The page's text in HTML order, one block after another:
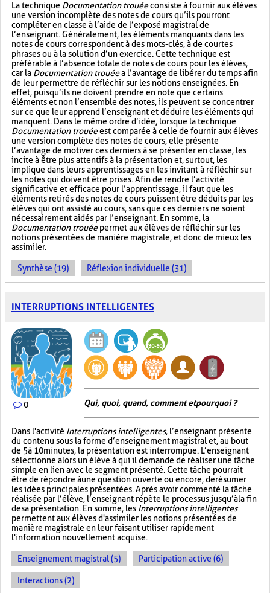
La technique Documentation trouéeconsiste à fournir aux élèves
une version incomplète des notes de cours qu’ils pourront
compléter en classe à l’aide de l’exposé magistral de
l’enseignant. Généralement, les éléments manquants dans les
notes de cours correspondent à des mots-clés, à de courtes
phrases ou à la solution d’un exercice. Cette technique est
préférable à l’absence totale de notes de cours pour les élèves,
car la Documentation trouéea l’avantage de libérer du temps afin
de leur permettre de réfléchir sur les notions enseignées. En
effet, puisqu’ils ne doivent prendre en note que certains
éléments et non l’ensemble des notes, ils peuvent se concentrer
sur ce que leur apprend l’enseignant et déduire les éléments qui
manquent. Dans le même ordre d’idée, lorsque la technique
Documentation trouéeest comparée à celle de fournir aux élèves
une version complète des notes de cours, elle présente
l’avantage de motiver ces derniers à se présenter en classe, les
incite à être plus attentifs à la présentation et, surtout, les
implique dans leurs apprentissages en les invitant à réfléchir sur
les notes qui doivent être prises. Afin de rendre l’activité
significative et efficace pour l’apprentissage, il faut que les
éléments retirés des notes de cours puissent être déduits par les
élèves qui ont assisté au cours, sans que ces derniers ne soient
nécessairement aidés par l’enseignant. En somme, la
Documentation trouéepermet aux élèves de réfléchir sur les
notions présentées de manière magistrale, et donc de mieux les
assimiler.
Synthèse (19) Réflexion individuelle (31)
INTERRUPTIONS INTELLIGENTES
0 Qui, quoi, quand, comment et pourquoi ?
Dans l'activité Interruptions intelligentes, l’enseignant présente
du contenu sous la forme d’enseignement magistral et, au bout
de 5 à 10 minutes, la présentation est interrompue. L’enseignant
sélectionne alors un élève à qui il demande de réaliser une tâche
simple en lien avec le segment présenté. Cette tâche pourrait
être de répondre à une question ouverte ou encore, de résumer
les idées principales présentées. Après avoir commenté la tâche
réalisée par l’élève, l’enseignant répète le processus jusqu’à la fin
de sa présentation. En somme, les Interruptions intelligentes
permettent aux élèves d'assimiler les notions présentées de
manière magistrale en leur faisant utiliser rapidement
l'information nouvellement acquise.
Enseignement magistral (5) Participation active (6)
Interactions (2)